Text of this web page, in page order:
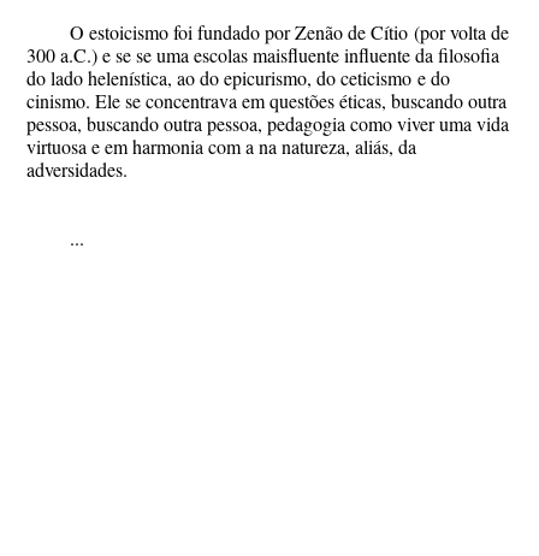
O estoicismo foi fundado porZenão de Cítio (por volta de
300 a.C.) e se se uma escolas maisfluente influente da filosofia
do lado helenística, ao doepicurismo, doceticismo e do
cinismo. Ele se concentrava em questões éticas, buscando outra
pessoa, buscando outra pessoa, pedagogia como viver uma vida
virtuosa e em harmonia com a na natureza, aliás, da
adversidades.
...